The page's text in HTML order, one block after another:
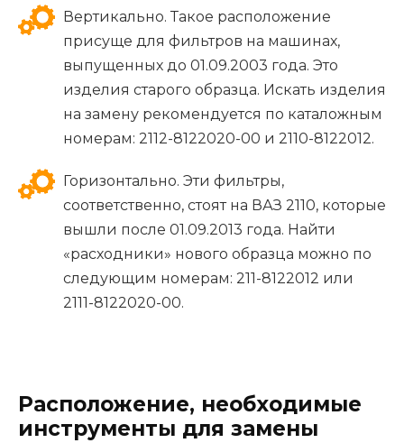
Вертикально. Такое расположение
присуще для фильтров на машинах,
выпущенных до 01.09.2003 года. Это
изделия старого образца. Искать изделия
на замену рекомендуется по каталожным
номерам: 2112-8122020-00 и 2110-8122012.
Горизонтально. Эти фильтры,
соответственно, стоят на ВАЗ 2110, которые
вышли после 01.09.2013 года. Найти
«расходники» нового образца можно по
следующим номерам: 211-8122012 или
2111-8122020-00.
Расположение, необходимые
инструменты для замены